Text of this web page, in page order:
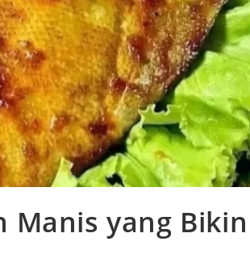
Manis yang Bikin